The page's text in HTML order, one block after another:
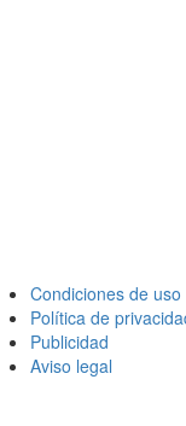
Condiciones de uso
Política de
Publicidad
Aviso legal